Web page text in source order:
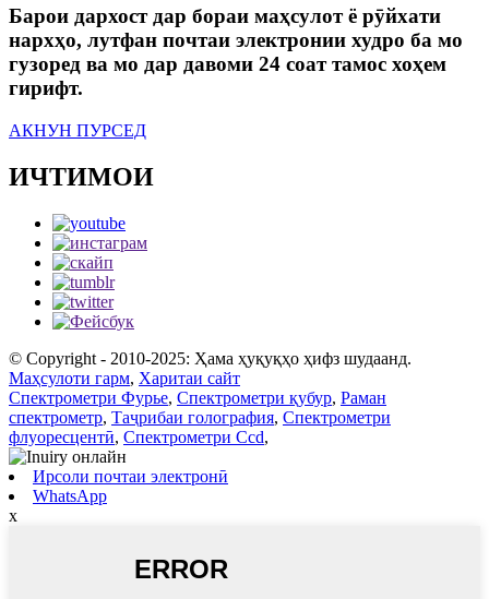
Барои дархост дар бораи маҳсулот ё рӯйхати
нархҳо, лутфан почтаи электронии худро ба мо
гузоред ва мо дар давоми 24 соат тамос хоҳем
гирифт.
АКНУН ПУРСЕД
ИЧТИМОИ
© Copyright - 2010-2025: Ҳама ҳуқуқҳо ҳифз шудаанд.
Маҳсулоти гарм, Харитаи сайт
Спектрометри Фурье, Спектрометри қубур, Раман
спектрометр, Таҷрибаи голография, Спектрометри
флуоресцентӣ, Спектрометри Ccd,
Ирсоли почтаи электронӣ
WhatsApp
x